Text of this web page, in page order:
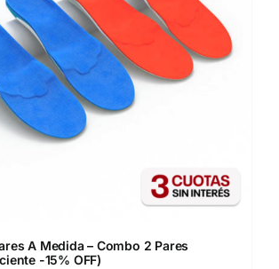
A Medida – Combo 2 Pares
-15% OFF)